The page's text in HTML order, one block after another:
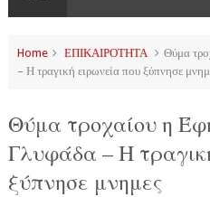
Home ΕΠΙΚΑΙΡΟΤΗΤΑ
Θύμα
– Η τραγική ειρωνεία που ξύπνησε
Θύμα τροχαίου η
Γλυφάδα – Η
ξύπνησε μνημες